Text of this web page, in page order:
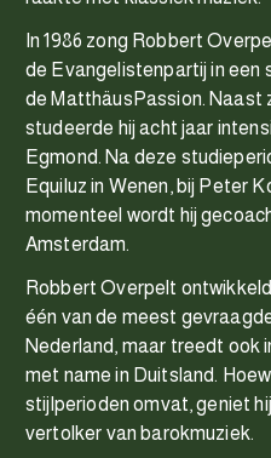
In 1986 zong Robbert
de Evangelistenpartij in een
de MatthäusPassion. Naast
studeerde hij acht jaar
Egmond. Na deze
Equiluz in Wenen, bij Peter
momenteel wordt hij
Amsterdam.
Robbert Overpelt
één van de meest
Nederland, maar treedt ook
met name in Duitsland.
stijlperioden omvat, geniet
vertolker van barokmuziek.